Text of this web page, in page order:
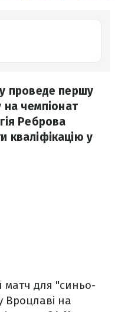
проведе першу
на чемпіонат
Реброва
кваліфікацію у
матч для "синьо-
Вроцлаві на